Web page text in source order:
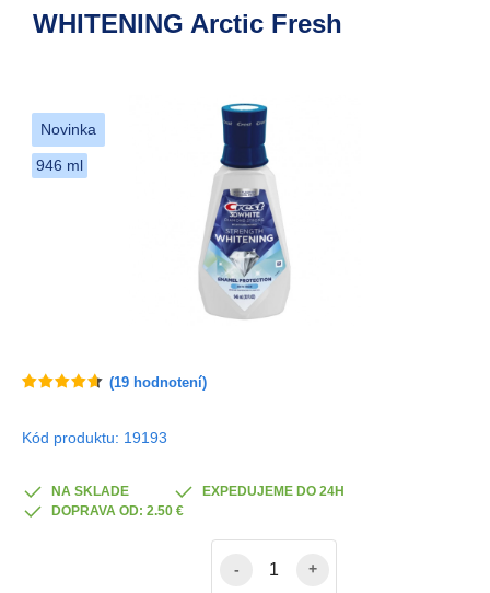
WHITENING Arctic Fresh
Novinka
946 ml
(19 hodnotení)
Kód produktu: 19193
NA SKLADE
EXPEDUJEME DO 24H
DOPRAVA OD: 2.50 €
- +